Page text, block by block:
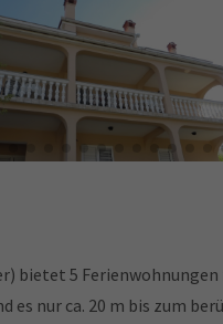
bietet 5
es nur ca. 20 m bis zum